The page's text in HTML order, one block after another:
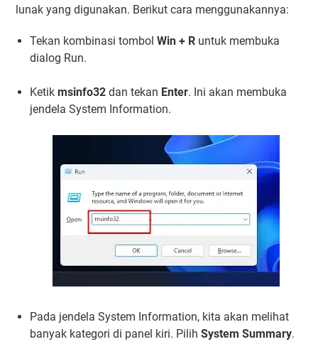
lunak yang digunakan. Berikut cara menggunakannya:
Tekan kombinasi tombol Win + R untuk membuka
dialog Run.
Ketik msinfo32 dan tekan Enter. Ini akan membuka
jendela System Information.
Pada jendela System Information, kita akan melihat
banyak kategori di panel kiri. Pilih System Summary.